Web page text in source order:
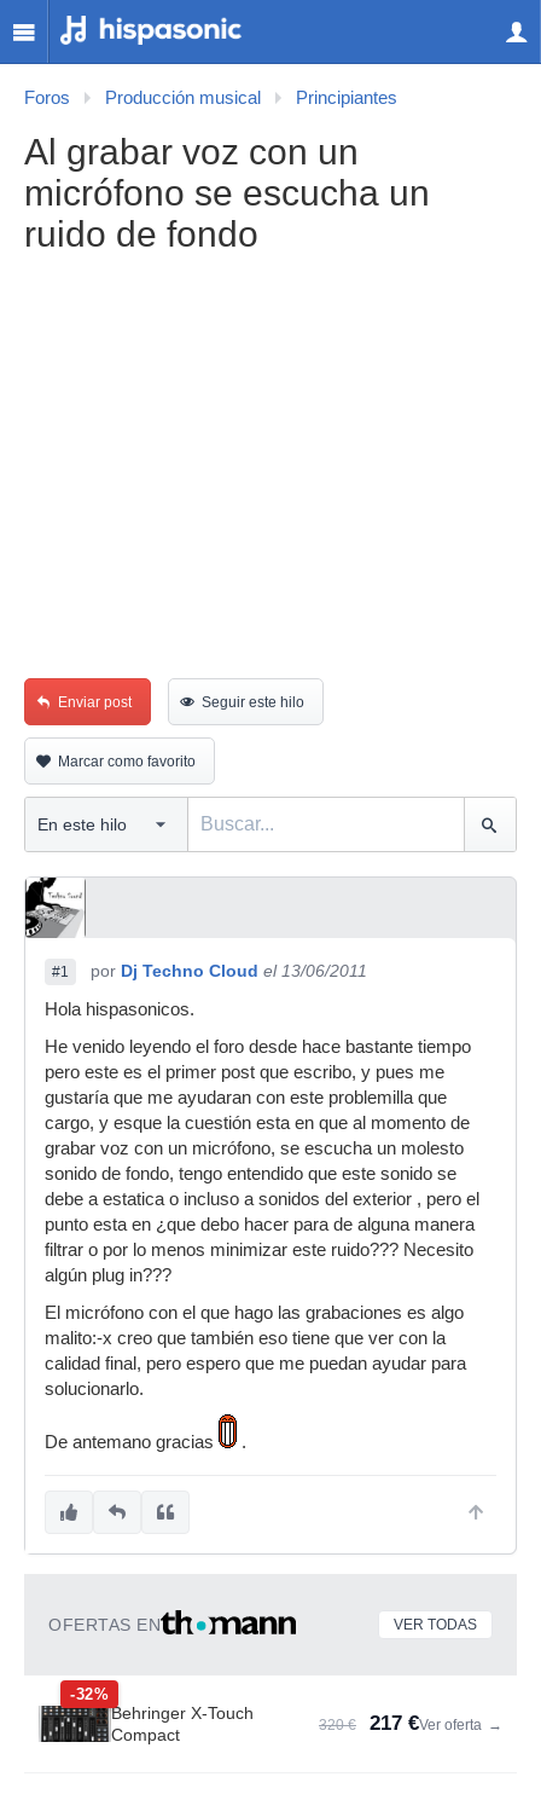
Foros Producción musical Principiantes
Al grabar voz con un
micrófono se escucha un
ruido de fondo
Enviar post Seguir este hilo
Marcar como favorito
#1 por Dj Techno Cloud el 13/06/2011
Hola hispasonicos.
He venido leyendo el foro desde hace bastante tiempo
pero este es el primer post que escribo, y pues me
gustaría que me ayudaran con este problemilla que
cargo, y esque la cuestión esta en que al momento de
grabar voz con un micrófono, se escucha un molesto
sonido de fondo, tengo entendido que este sonido se
debe a estatica o incluso a sonidos del exterior , pero el
punto esta en ¿que debo hacer para de alguna manera
filtrar o por lo menos minimizar este ruido??? Necesito
algún plug in???
El micrófono con el que hago las grabaciones es algo
malito:-x creo que también eso tiene que ver con la
calidad final, pero espero que me puedan ayudar para
solucionarlo.
De antemano gracias .
OFERTAS EN VER TODAS
-32%
Behringer X-Touch
Compact
320 € 217 €Ver oferta →